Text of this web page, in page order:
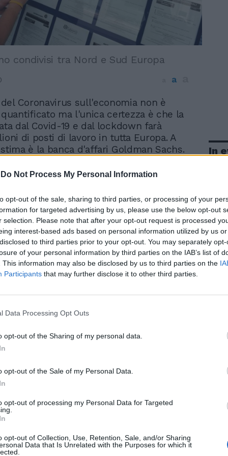
Do Not Process My Personal Information
opt-out of the sale, sharing to third parties, or processing of your
for targeted advertising by us, please use the below opt-out
selection. Please note that after your opt-out request is processed
interest-based ads based on personal information utilized by us
to third parties prior to your opt-out. You may separately
of your personal information by third parties on the IAB’s list of
This information may also be disclosed by us to third parties on the
Participants that may further disclose it to other third parties.
Data Processing Opt Outs
opt-out of the Sharing of my personal data.
opt-out of the Sale of my Personal Data.
opt-out of processing my Personal Data for Targeted
opt-out of Collection, Use, Retention, Sale, and/or Sharing
Data that Is Unrelated with the Purposes for which it
condivisi tra Nord e Sud Europa
a
Coronavirus sull'economia non è
ma l'unica certezza è che la
dal Covid-19 e dal lockdown farà
di posti di lavoro in tutta Europa. A
è la banca d'affari Goldman Sachs.
potrebbe salire all'11% entro la
e in Italia, dove la percentuale dei
potrebbe arrivare al 17%. Secondo la
dovrebbe reagire molto meglio
un aumento della disoccupazione
sopra del 5% mentre in Francia la
dovrebbe salire attorno al 10%. Un
dunque anche nelle conseguenze
Goldman Sachs apre a una soluzione,
momenti estrema debolezza. "La
l'importanza di un meccanismo
del rischio a livello europeo che
sufficiente durante la crisi del
Insomma i più ricchi ed efficienti
la diminuzione di prodotto e di
egoismi andrebbero messi da parte per
In
Rudy Giuliani a Come States?
Trump, Meloni e la strategia
americana